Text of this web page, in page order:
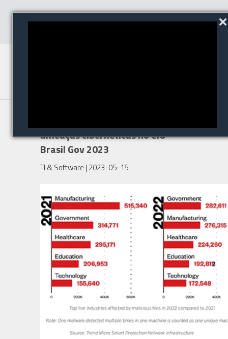
ameaças cibernéticas no CIO
Brasil Gov 2023
TI & Software | 2023-05-15